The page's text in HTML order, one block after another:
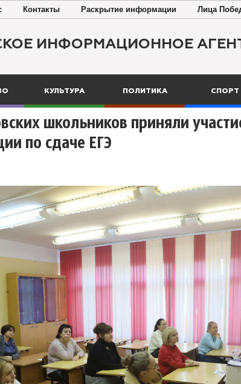
Контакты Раскрытие информации Лица
ИНФОРМАЦИОННОЕ
КУЛЬТУРА ПОЛИТИКА СПОРТ
школьников приняли
по сдаче ЕГЭ